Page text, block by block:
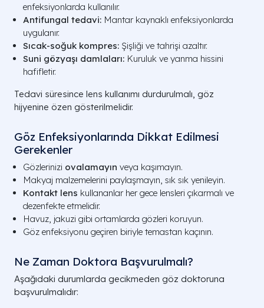
enfeksiyonlarda kullanılır.
Antifungal tedavi: Mantar kaynaklı enfeksiyonlarda
uygulanır.
Sıcak-soğuk kompres: Şişliği ve tahrişi azaltır.
Suni gözyaşı damlaları: Kuruluk ve yanma hissini
hafifletir.
Tedavi süresince lens kullanımı durdurulmalı, göz
hijyenine özen gösterilmelidir.
Göz Enfeksiyonlarında Dikkat Edilmesi
Gerekenler
Gözlerinizi ovalamayın veya kaşımayın.
Makyaj malzemelerini paylaşmayın, sık sık yenileyin.
Kontakt lens kullananlar her gece lensleri çıkarmalı ve
dezenfekte etmelidir.
Havuz, jakuzi gibi ortamlarda gözleri koruyun.
Göz enfeksiyonu geçiren biriyle temastan kaçının.
Ne Zaman Doktora Başvurulmalı?
Aşağıdaki durumlarda gecikmeden göz doktoruna
başvurulmalıdır: